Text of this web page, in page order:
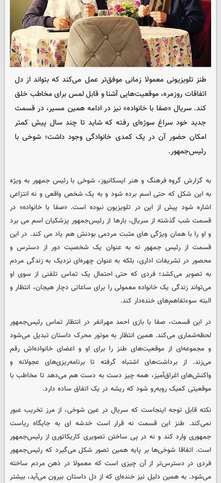
طنز تلویزیونی معمولا زمانی موفق‌تر عمل می‌کند که بتواند از دل
اتفاقات روزمره، موقعیت‌هایی آشنا و قابل لمس برای مخاطب خلق
کند. سریال «صفا با خانواده» نیز در ادامه همین مسیر، در قسمت
جدید خود سراغ سوژه‌ای رفته که شاید تا چند سال پیش کمتر
امکان حضور آن در یک کمدی خانوادگی وجود داشت؛ شوخی با
رئیس‌جمهور.
به گزارش گروه فرهنگ و هنر ایسکانیوز، شوخی با رئیس جمهور به ویژه
به این شکل که حتی اسم برده شود و به یک شخص واقعی و نه انتزاعی
اشاره شود پیش از این در تلویزیون نبوده است. «صفا با خانواده» در
قسمت شب گذشته از سریال، بارها از رئیس‌جمهور پزشکیان اسم می برد
و او را با همان ویژگی های مثبت مردمی بودنش هم یاد می کند. در این
قسمت از رئیس جمهور نه به عنوان یک شخصیت دور از دسترس و
محصور در تشریفات اداری، بلکه به عنوان چهره‌ای نزدیک به زندگی مردم
به تصویر می‌کشد؛ فردی که حتی احتمال یک تماس تلفنی از سوی او
می‌تواند زندگی یک خانواده معمولی را برای ساعاتی دچار هیجان، انتظار و
البته سوءتفاهم‌های خنده‌دار کند.
در این قسمت، صفا با بازی احمد مهرانفر در انتظار تماس رئیس‌جمهور
لحظه‌شماری می‌کند. همین انتظار به موتور محرک داستان تبدیل می‌شود
و مجموعه‌ای از موقعیت‌های طنز را برای او و اعضای خانواده‌اش رقم
می‌زند. از برداشت‌های اشتباه گرفته تا برنامه‌ریزی‌های عجولانه و
واکنش‌های اغراق‌آمیز، همه چیز دست به دست هم می‌دهد تا مخاطب با
موقعیتی کمیک روبه‌رو شود که ریشه در یک اتفاق ساده دارد.
نکته قابل توجه اینجاست که سریال در عین شوخی، از مرز تخریب عبور
نمی‌کند. طنز این قسمت نه قرار است خدشه ای به جایگاه ریاست
جمهوری وارد کند و نه در پی ساختن تصویری کاریکاتوری از رئیس‌جمهور
است. اتفاقا شوخی‌ها بر پایه همین تصور شکل می‌گیرد که رئیس‌جمهور
فردی در دسترس‌تر از آن چیزی است که معمولا در ذهن مردم ساخته
می‌شود. به همین دلیل نیز خنده‌ای که از دل داستان بیرون می‌آید، بیشتر